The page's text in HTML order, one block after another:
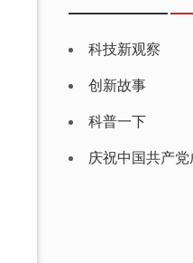
科技新观察
创新故事
科普一下
庆祝中国共产